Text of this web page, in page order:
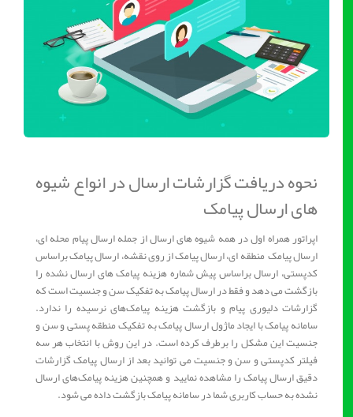
نحوه دریافت گزارشات ارسال در انواع شیوه
های ارسال پیامک
اپراتور همراه اول در همه شیوه های ارسال از جمله ارسال پیام محله ای،
ارسال پیامک منطقه ای، ارسال پیامک از روی نقشه، ارسال پیامک براساس
کدپستی، ارسال براساس پیش شماره هزینه پیامک های ارسال نشده را
بازگشت می دهد و فقط در ارسال پیامک به تفکیک سن و جنسیت است که
گزارشات دلیوری پیام و بازگشت هزینه پیامک‌های نرسیده را ندارد.
سامانه پیامک با ایجاد ماژول ارسال پیامک به تفکیک منطقه پستی و سن و
جنسیت این مشکل را برطرف کرده است. در این روش با انتخاب هر سه
فیلتر کدپستی و سن و جنسیت می توانید بعد از ارسال پیامک گزارشات
دقیق ارسال پیامک را مشاهده نمایید و همچنین هزینه پیامک‌های ارسال
نشده به حساب کاربری شما در سامانه پیامک بازگشت داده می شود.